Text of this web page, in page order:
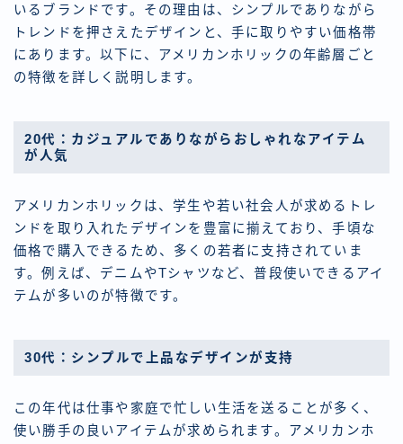
いるブランドです。その理由は、シンプルでありながら
トレンドを押さえたデザインと、手に取りやすい価格帯
にあります。以下に、アメリカンホリックの年齢層ごと
の特徴を詳しく説明します。
20代：カジュアルでありながらおしゃれなアイテム
が人気
アメリカンホリックは、学生や若い社会人が求めるトレ
ンドを取り入れたデザインを豊富に揃えており、手頃な
価格で購入できるため、多くの若者に支持されていま
す。例えば、デニムやTシャツなど、普段使いできるアイ
テムが多いのが特徴です。
30代：シンプルで上品なデザインが支持
この年代は仕事や家庭で忙しい生活を送ることが多く、
使い勝手の良いアイテムが求められます。アメリカンホ